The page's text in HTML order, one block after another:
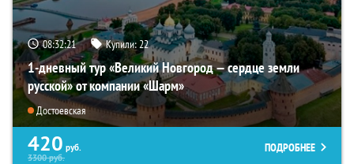
08:32:19 Купили:22
1-дневный тур «Великий Новгород — сердце земли
русской» от компании «Шарм»
Достоевская
420 руб.
3300руб.
ПОДРОБНЕЕ